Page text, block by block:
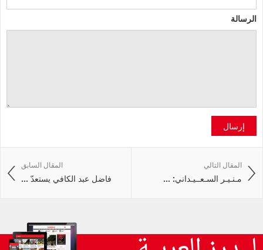
الرسالة
إرسال
المقال السابق
فاضل عبد الكافي يستعدّ ...
المقال التالي
مـنـيـر السـعــيـداني: ...